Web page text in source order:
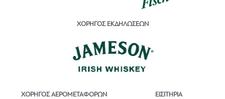
ΧΟΡΗΓΟΣ ΕΚΔΗΛΩΣΕΩΝ
ΧΟΡΗΓΟΣ ΑΕΡΟΜΕΤΑΦΟΡΩΝ ΕΙΣΙΤΗΡΙΑ